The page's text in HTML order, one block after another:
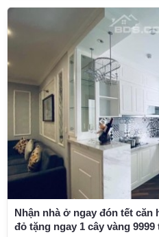
Nhận nhà ở ngay đón tết căn
đỏ tặng ngay 1 cây vàng 9999